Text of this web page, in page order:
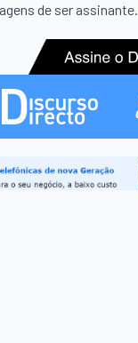
de ser assinante.